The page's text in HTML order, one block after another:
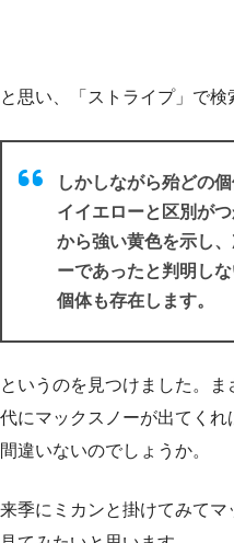
と思い、「ストライプ」で検
しかしながら殆どの
イイエローと区別が
から強い黄色を示し
ーであったと判明し
個体も存在します。
というのを見つけました。
代にマックスノーが出てく
間違いないのでしょうか。
来季にミカンと掛けてみてマ